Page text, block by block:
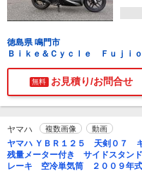
徳島県 鳴門市
Ｂｉｋｅ＆Ｃｙｃｌｅ Ｆｕｊｉ
無料 お見積り/お問合せ
ヤマハ 複数画像 動画
ヤマハ ＹＢＲ１２５ 天剣０７
残量メーター付き サイドスタン
レーキ 空冷単気筒 ２００９年式